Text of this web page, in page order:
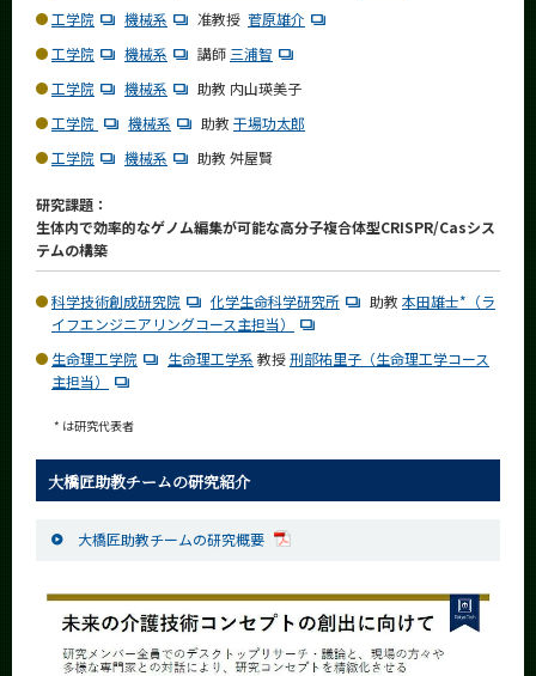
工学院
機械系 准教授 菅原雄介
工学院
機械系 講師 三浦智
工学院
機械系 助教 内山瑛美子
工学院
機械系 助教 干場功太郎
工学院
機械系 助教 舛屋賢
研究課題：
生体内で効率的なゲノム編集が可能な高分子複合体型CRISPR/Casシス
テムの構築
科学技術創成研究院 化学生命科学研究所 助教 本田雄士*（ラ
イフエンジニアリングコース主担当）
生命理工学院
生命理工学系 教授刑部祐里子（生命理工学コース
主担当）
* は研究代表者
大橋匠助教チームの研究紹介
大橋匠助教チームの研究概要